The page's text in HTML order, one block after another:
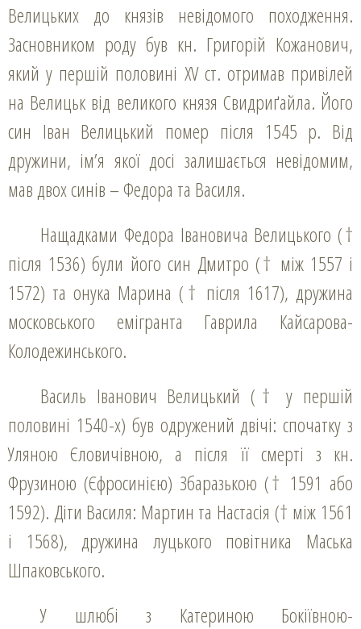
Велицьких до князів невідомого походження.
Засновником роду був кн. Григорій Кожанович,
який у першій половині XV ст. отримав привілей
на Велицьк від великого князя Свидриґайла. Його
син Іван Велицький помер після 1545 р. Від
дружини, ім’я якої досі залишається невідомим,
мав двох синів – Федора та Василя.
Нащадками Федора Івановича Велицького (†
після 1536) були його син Дмитро († між 1557 і
1572) та онука Марина († після 1617), дружина
московського емігранта Гаврила Кайсарова-
Колодежинського.
Василь Іванович Велицький († у першій
половині 1540-х) був одружений двічі: спочатку з
Уляною Єловичівною, а після її смерті з кн.
Фрузиною (Єфросинією) Збаразькою († 1591 або
1592). Діти Василя: Мартин та Настасія († між 1561
і 1568), дружина луцького повітника Маська
Шпаковського.
У шлюбі з Катериною Бокіївною-